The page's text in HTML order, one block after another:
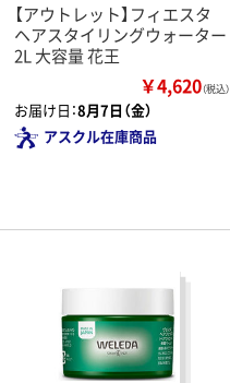
【アウトレット】フィエスタ
ヘアスタイリングウォーター
2L 大容量 花王
￥4,620（税込）
お届け日：8月7日（金）
アスクル在庫商品